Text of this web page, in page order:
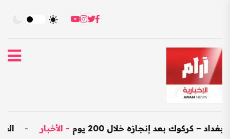
العراق يستورد بضائع هندية - إنجازه خلال 200 يوم -الأخبار